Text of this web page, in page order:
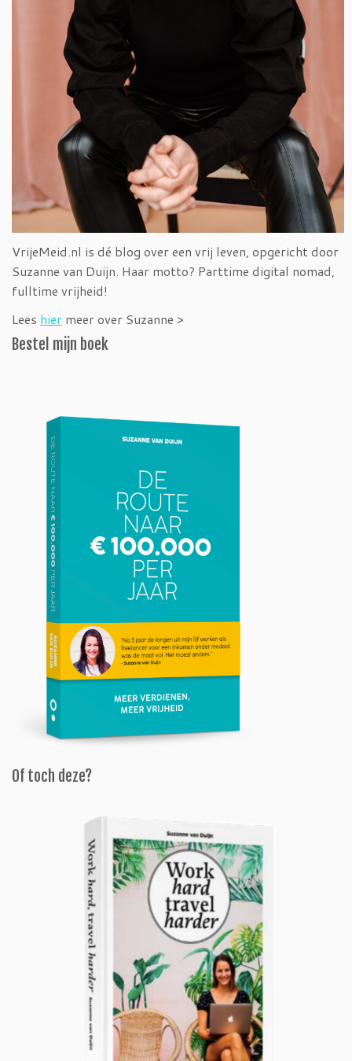
VrijeMeid.nl is dé blog over een vrij leven, opgericht door
Suzanne van Duijn. Haar motto? Parttime digital nomad,
fulltime vrijheid!
Lees hier meer over Suzanne >
Bestel mijn boek
Of toch deze?